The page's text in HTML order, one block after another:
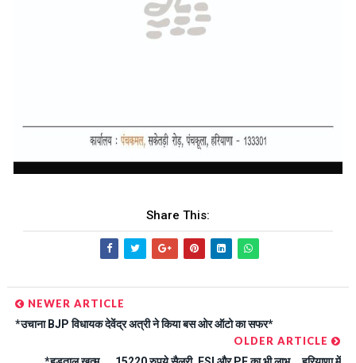
Share This:
NEWER ARTICLE
*उचाना BJP विधायक देवेंद्र अत्री ने किया बस ओर ऑटो का सफर*
OLDER ARTICLE